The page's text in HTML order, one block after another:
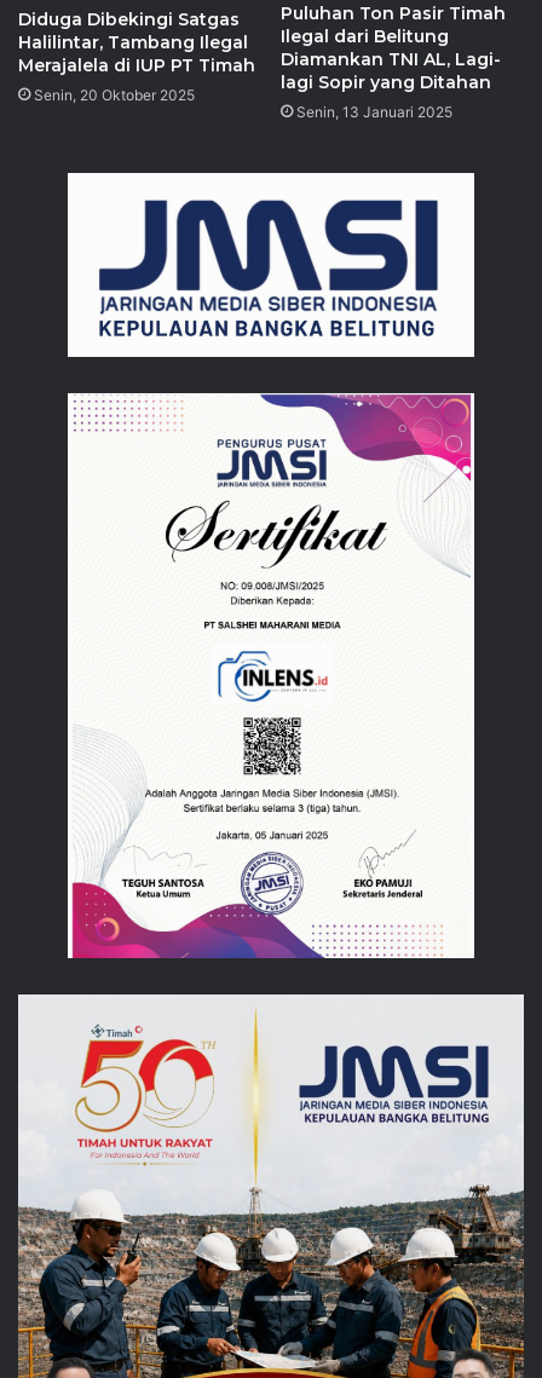
Diduga Dibekingi Satgas
Halilintar, Tambang Ilegal
Merajalela di IUP PT Timah
Senin, 20 Oktober 2025
Puluhan Ton Pasir Timah
Ilegal dari Belitung
Diamankan TNI AL, Lagi-
lagi Sopir yang Ditahan
Senin, 13 Januari 2025